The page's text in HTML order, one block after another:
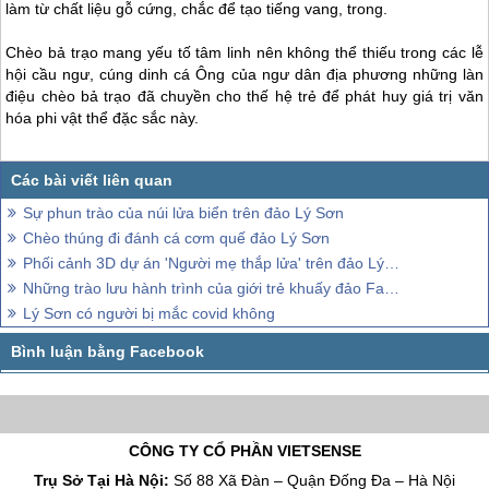
làm từ chất liệu gỗ cứng, chắc để tạo tiếng vang, trong.
Chèo bả trạo mang yếu tố tâm linh nên không thể thiếu trong các lễ
hội cầu ngư, cúng dinh cá Ông của ngư dân địa phương những làn
điệu chèo bả trạo đã chuyền cho thế hệ trẻ để phát huy giá trị văn
hóa phi vật thể đặc sắc này.
Sự phun trào của núi lửa biển trên đảo Lý Sơn
Chèo thúng đi đánh cá cơm quế đảo Lý Sơn
Phối cảnh 3D dự án 'Người mẹ thắp lửa' trên đảo Lý Sơn
Những trào lưu hành trình của giới trẻ khuấy đảo Facebook
Lý Sơn có người bị mắc covid không
CÔNG TY CỔ PHẦN VIETSENSE
Trụ Sở Tại Hà Nội: Số 88 Xã Đàn – Quận Đống Đa – Hà Nội